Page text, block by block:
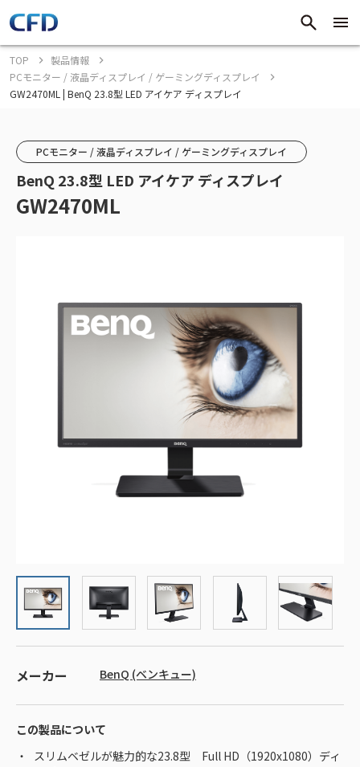
TOP
製品情報
PCモニター / 液晶ディスプレイ / ゲーミングディスプレイ
GW2470ML | BenQ 23.8型 LED アイケア ディスプレイ
PCモニター / 液晶ディスプレイ / ゲーミングディスプレイ
BenQ 23.8型 LED アイケア ディスプレイ
GW2470ML
メーカー BenQ (ベンキュー)
この製品について
スリムベゼルが魅力的な23.8型 Full HD（1920x1080）ディ